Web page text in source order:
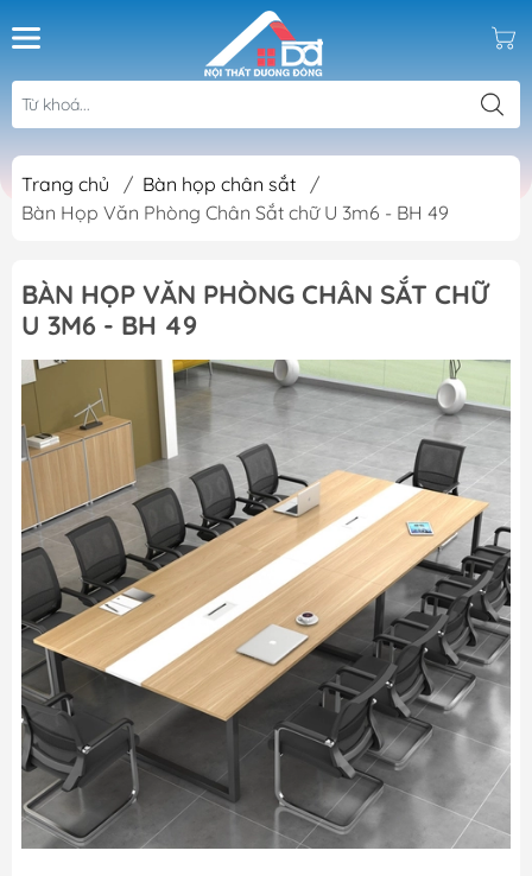
Trang chủ / Bàn họp chân sắt
/
Bàn Họp Văn Phòng Chân Sắt chữ U 3m6 - BH 49
BÀN HỌP VĂN PHÒNG CHÂN SẮT CHỮ
U 3M6 - BH 49